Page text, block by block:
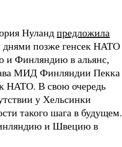
Нуланд предложила
позже генсек НАТО
и Финляндию в альянс,
МИД Финляндии Пекка
НАТО. В свою очередь
у Хельсинки
такого шага в будущем.
и Швецию в